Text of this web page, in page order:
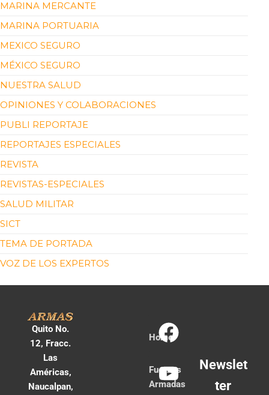
MARINA MERCANTE
MARINA PORTUARIA
MEXICO SEGURO
MÉXICO SEGURO
NUESTRA SALUD
OPINIONES Y COLABORACIONES
PUBLI REPORTAJE
REPORTAJES ESPECIALES
REVISTA
REVISTAS-ESPECIALES
SALUD MILITAR
SICT
TEMA DE PORTADA
VOZ DE LOS EXPERTOS
Quito No.
12, Fracc.
Las
Américas,
Naucalpan,
Home
Fuerzas
Armadas
Newslet
ter